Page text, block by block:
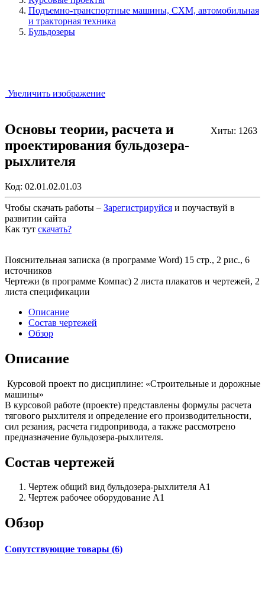
Подъемно-транспортные машины, СХМ, автомобильная
и тракторная техника
Бульдозеры
Увеличить изображение
Хиты: 1263
Основы теории, расчета и
проектирования бульдозера-
рыхлителя
Код: 02.01.02.01.03
Чтобы скачать работы – Зарегистрируйся и поучаствуй в
развитии сайта
Как тут скачать?
Пояснительная записка (в программе Word) 15 стр., 2 рис., 6
источников
Чертежи (в программе Компас) 2 листа плакатов и чертежей, 2
листа спецификации
Описание
Состав чертежей
Обзор
Описание
Курсовой проект по дисциплине: «Строительные и дорожные
машины»
В курсовой работе (проекте) представлены формулы расчета
тягового рыхлителя и определение его производительности,
сил резания, расчета гидропривода, а также рассмотрено
предназначение бульдозера-рыхлителя.
Состав чертежей
Чертеж общий вид бульдозера-рыхлителя А1
Чертеж рабочее оборудование А1
Обзор
Сопутствующие товары (6)